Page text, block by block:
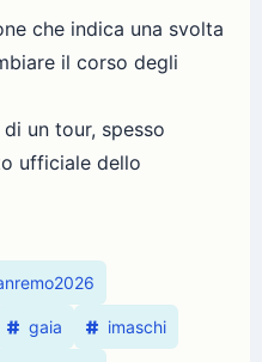
che indica una svolta
il corso degli
un tour, spesso
ufficiale dello
gaia imaschi